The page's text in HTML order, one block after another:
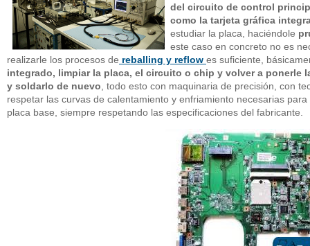
del circuito de control
como la tarjeta gráfica
estudiar la placa, haciéndole
este caso en concreto no es
realizarle los procesos de reballing y reflow es suficiente,
integrado, limpiar la placa, el circuito o chip y volver a ponerle
y soldarlo de nuevo , todo esto con maquinaria de precisión, con
respetar las curvas de calentamiento y enfriamiento necesarias
placa base, siempre respetando las especificaciones del fabricante.